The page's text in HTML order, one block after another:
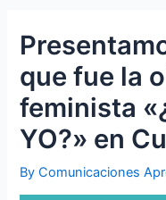
que fue la
feminista
YO?» en
ByComunicaciones